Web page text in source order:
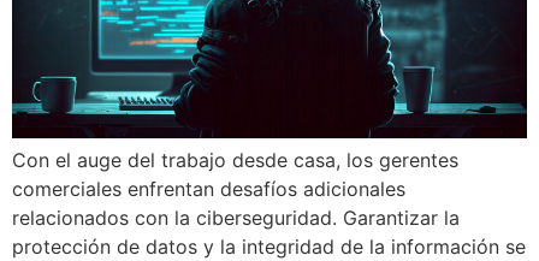
Con el auge del trabajo desde casa, los gerentes
comerciales enfrentan desafíos adicionales
relacionados con la ciberseguridad. Garantizar la
protección de datos y la integridad de la información se